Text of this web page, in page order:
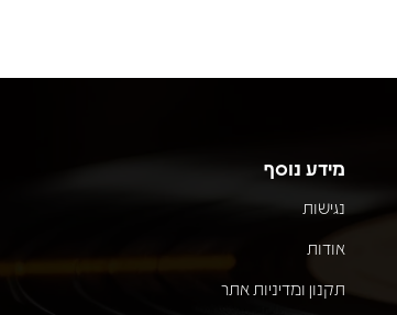
מידע נוסף
נגישות
אודות
תקנון ומדיניות אתר